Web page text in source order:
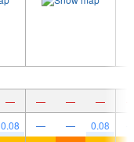
— — — —
0.08 — — 0.08